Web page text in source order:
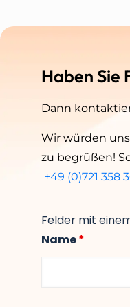
Haben Sie
Dann
Wir würden
zu begrüßen!
+49 (0)721 358
Felder mit
Name*